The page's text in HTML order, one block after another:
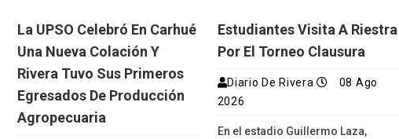
La UPSO Celebró En Carhué
Una Nueva Colación Y
Rivera Tuvo Sus Primeros
Egresados De Producción
Agropecuaria
Estudiantes Visita A Riestra
Por El Torneo Clausura
Diario De Rivera
08 Ago
2026
En el estadio Guillermo Laza,